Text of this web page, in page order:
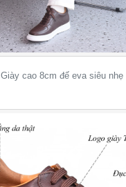
Giày cao 8cm đế eva siêu nhẹ